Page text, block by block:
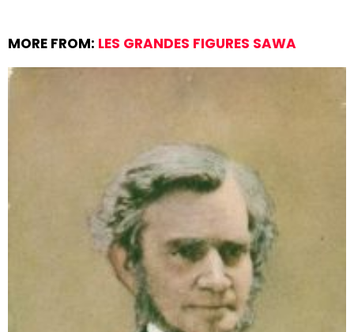
MORE FROM: LES GRANDES FIGURES SAWA